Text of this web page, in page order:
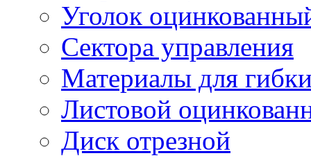
Уголок
Сектора управления
Материалы для
Листовой
Диск отрезной